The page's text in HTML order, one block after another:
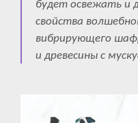
будет освежать и
свойства
вибрирующего
и древесины с